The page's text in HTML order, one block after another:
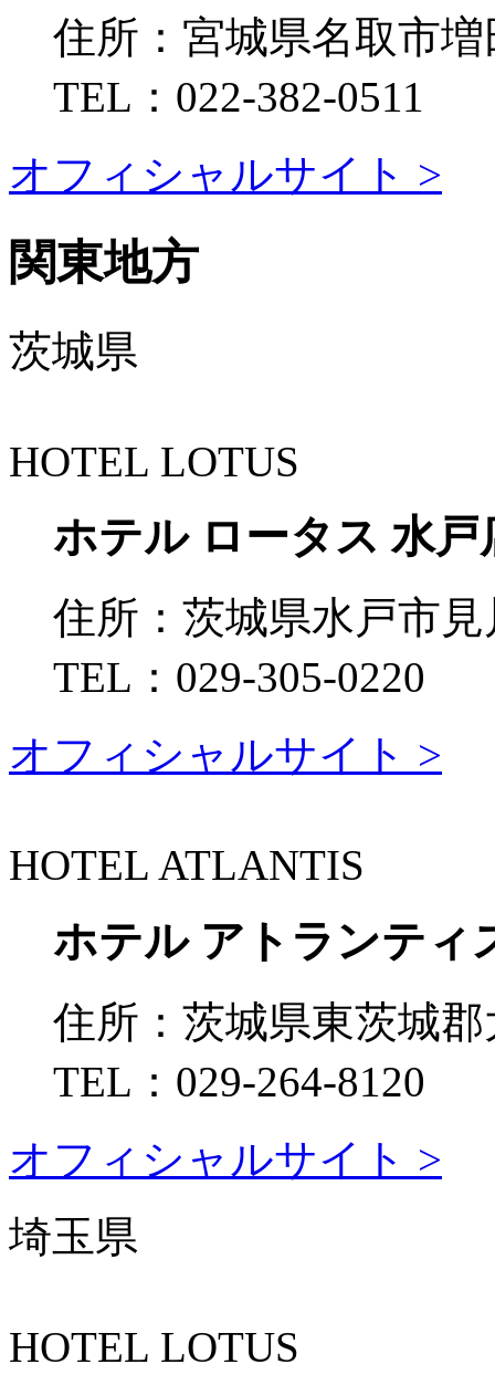
住所： 宮城県名取市
TEL： 022-382-0511
オフィシャルサイト >
関東地方
茨城県
HOTEL LOTUS
ホテル ロータス 水戸
住所： 茨城県水戸市見
TEL： 029-305-0220
オフィシャルサイト >
HOTEL ATLANTIS
ホテル アトランティ
住所： 茨城県東茨城
TEL： 029-264-8120
オフィシャルサイト >
埼玉県
HOTEL LOTUS